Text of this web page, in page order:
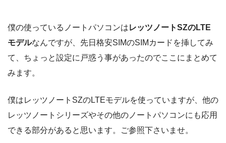
僕の使っているノートパソコンはレッツノートSZのLTE
モデルなんですが、先日格安SIMのSIMカードを挿してみ
て、ちょっと設定に戸惑う事があったのでここにまとめて
みます。
僕はレッツノートSZのLTEモデルを使っていますが、他の
レッツノートシリーズやその他のノートパソコンにも応用
できる部分があると思います。ご参照下さいませ。